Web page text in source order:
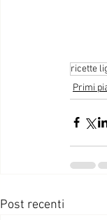
ricette
Primi
Post recenti